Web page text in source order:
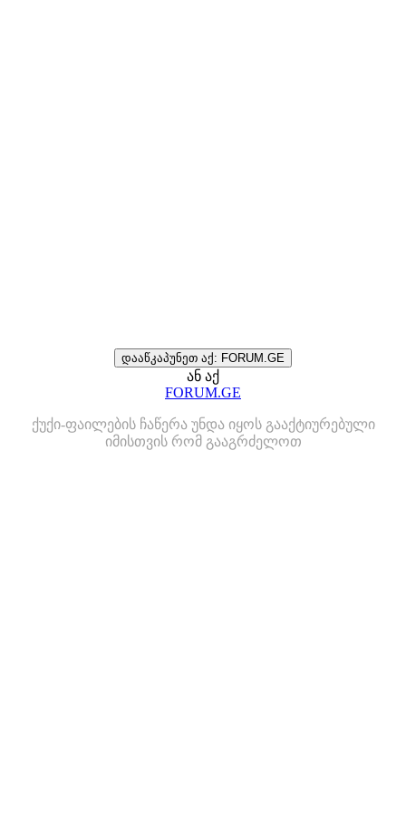
დააწკაპუნეთ აქ: FORUM.GE
ან აქ
FORUM.GE
ქუქი-ფაილების ჩაწერა უნდა იყოს გააქტიურებული
იმისთვის რომ გააგრძელოთ